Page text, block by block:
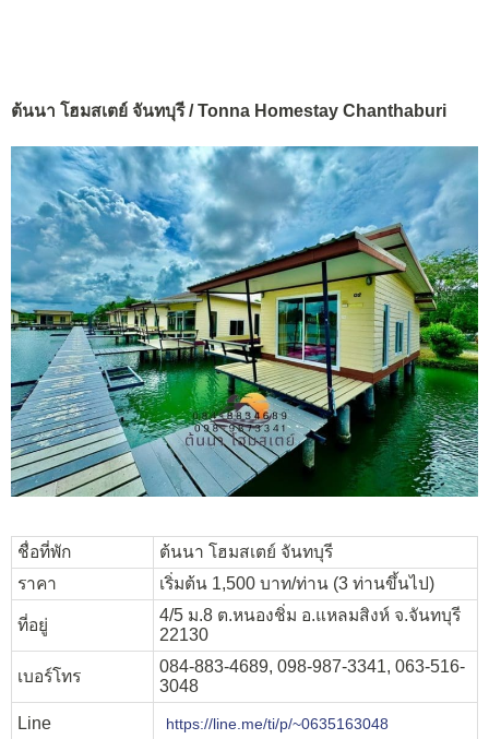
ต้นนา โฮมสเตย์ จันทบุรี / Tonna Homestay Chanthaburi
ชื่อที่พัก
ต้นนา โฮมสเตย์ จันทบุรี
ราคา
เริ่มต้น 1,500 บาท/ท่าน (3 ท่านขึ้นไป)
ที่อยู่
4/5 ม.8 ต.หนองชิ่ม อ.แหลมสิงห์ จ.จันทบุรี
22130
เบอร์โทร
084-883-4689, 098-987-3341, 063-516-
3048
Line
https://line.me/ti/p/~0635163048